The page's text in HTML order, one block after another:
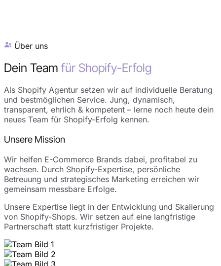
Über uns
Dein Team für Shopify-Erfolg
Als Shopify Agentur setzen wir auf individuelle Beratung
und bestmöglichen Service. Jung, dynamisch,
transparent, ehrlich & kompetent – lerne noch heute dein
neues Team für Shopify-Erfolg kennen.
Unsere Mission
Wir helfen E-Commerce Brands dabei, profitabel zu
wachsen. Durch Shopify-Expertise, persönliche
Betreuung und strategisches Marketing erreichen wir
gemeinsam messbare Erfolge.
Unsere Expertise liegt in der Entwicklung und Skalierung
von Shopify-Shops. Wir setzen auf eine langfristige
Partnerschaft statt kurzfristiger Projekte.